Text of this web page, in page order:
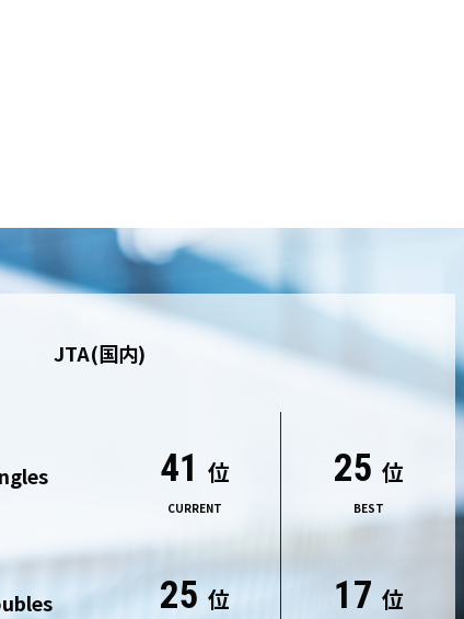
JTA(国内)
41 位
CURRENT
25 位
BEST
25 位 17 位